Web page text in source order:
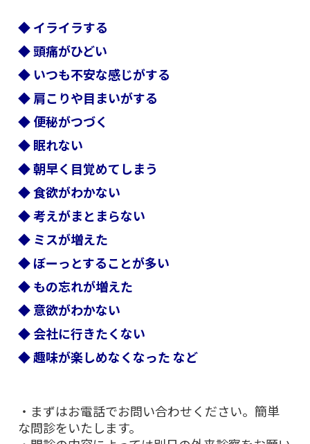
◆イライラする
◆ 頭痛がひどい
◆ いつも不安な感じがする
◆ 肩こりや目まいがする
◆ 便秘がつづく
◆ 眠れない
◆ 朝早く目覚めてしまう
◆ 食欲がわかない
◆ 考えがまとまらない
◆ ミスが増えた
◆ ぼーっとすることが多い
◆ もの忘れが増えた
◆ 意欲がわかない
◆ 会社に行きたくない
◆ 趣味が楽しめなくなった など
・まずはお電話でお問い合わせください。簡単
な問診をいたします。